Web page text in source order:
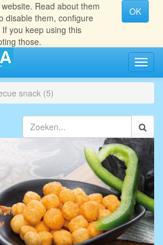
Read about them
disable them, configure
you keep using this
those.
OK
aan/
snack (5)